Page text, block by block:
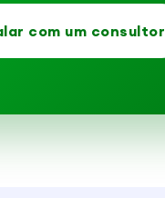
com um consultor